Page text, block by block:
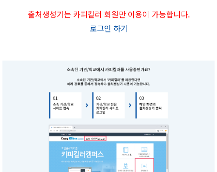
출처생성기는 카피킬러 회원만 이용이 가능합니다.
로그인 하기